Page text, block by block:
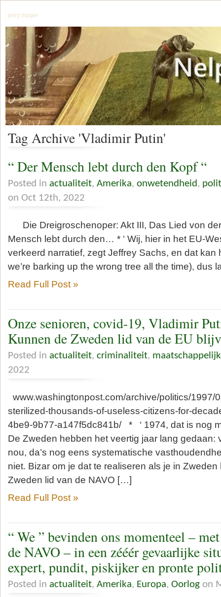
jerry mager
Tag Archive 'Vladimir Putin'
“ Der Mensch lebt durch den Kopf “
Posted in actualiteit, Amerika, onwetendheid,
on Oct 12th, 2022
Die Dreigroschenoper: Akt III, Das Lied von
Mensch lebt durch den… * ‘ Wij, hier in het EU-
verkeerd narratief, zegt Jeffrey Sachs, en dat kan
we’re barking up the wrong tree all the time), dus
Read Full Post »
Onze senioren, covid-19, Vladimir
Kunnen de Zweden lid van de EU
Posted in actualiteit, criminaliteit,
2022
www.washingtonpost.com/archive/politics/1997/
sterilized-thousands-of-useless-citizens-for-
4be9-9b77-a147f5dc841b/ * ‘ 1974, dat is nog
De Zweden hebben het veertig jaar lang gedaan:
nou, da’s nog eens systematische
niet. Bizar om je dat te realiseren als je in Zweden
Zweden lid van de NAVO […]
Read Full Post »
“ We ” bevinden ons momenteel –
de NAVO – in een zééér gevaarlijke
expert, pundit, piskijker en pronte
Posted in actualiteit, Amerika, Europa, Oorlog on